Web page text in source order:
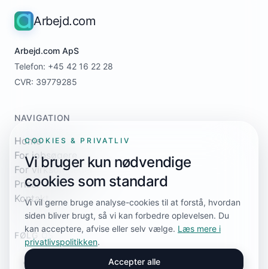
Arbejd.com
Arbejd.com ApS
Telefon: +45 42 16 22 28
CVR: 39779285
NAVIGATION
Home
For jobsøgere
For virksomheder
Priser
Kontakt
FØLG OS
COOKIES & PRIVATLIV
Vi bruger kun nødvendige
cookies som standard
Vi vil gerne bruge analyse-cookies til at forstå, hvordan
siden bliver brugt, så vi kan forbedre oplevelsen. Du
kan acceptere, afvise eller selv vælge. Læs mere i
privatlivspolitikken.
Accepter alle